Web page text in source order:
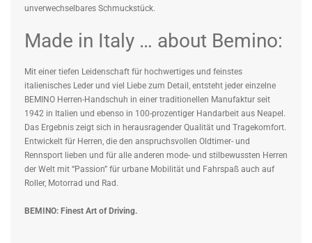
unverwechselbares Schmuckstück.
Made in Italy … about Bemino:
Mit einer tiefen Leidenschaft für hochwertiges und feinstes
italienisches Leder und viel Liebe zum Detail, entsteht jeder einzelne
BEMINO Herren-Handschuh in einer traditionellen Manufaktur seit
1942 in Italien und ebenso in 100-prozentiger Handarbeit aus Neapel.
Das Ergebnis zeigt sich in herausragender Qualität und Tragekomfort.
Entwickelt für Herren, die den anspruchsvollen Oldtimer- und
Rennsport lieben und für alle anderen mode- und stilbewussten Herren
der Welt mit “Passion” für urbane Mobilität und Fahrspaß auch auf
Roller, Motorrad und Rad.
BEMINO: Finest Art of Driving.